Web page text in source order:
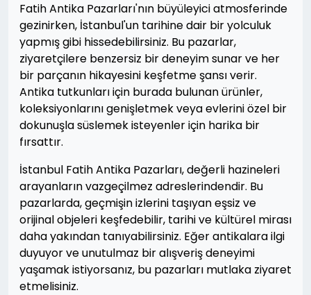
Fatih Antika Pazarları'nın büyüleyici atmosferinde
gezinirken, İstanbul'un tarihine dair bir yolculuk
yapmış gibi hissedebilirsiniz. Bu pazarlar,
ziyaretçilere benzersiz bir deneyim sunar ve her
bir parçanın hikayesini keşfetme şansı verir.
Antika tutkunları için burada bulunan ürünler,
koleksiyonlarını genişletmek veya evlerini özel bir
dokunuşla süslemek isteyenler için harika bir
fırsattır.
İstanbul Fatih Antika Pazarları, değerli hazineleri
arayanların vazgeçilmez adreslerindendir. Bu
pazarlarda, geçmişin izlerini taşıyan eşsiz ve
orijinal objeleri keşfedebilir, tarihi ve kültürel mirası
daha yakından tanıyabilirsiniz. Eğer antikalara ilgi
duyuyor ve unutulmaz bir alışveriş deneyimi
yaşamak istiyorsanız, bu pazarları mutlaka ziyaret
etmelisiniz.